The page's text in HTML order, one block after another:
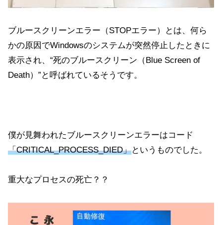
ブルースクリーンエラー（STOPエラー）とは、何ら
かの原因でWindowsのシステムが突然停止したときに
表示され、“死のブルースクリーン（Blue Screen of
Death）”と呼ばれているそうです。
僕が見舞われたブルースクリーンエラーはコード
「CRITICAL_PROCESS_DIED」というものでした。
重大なプロセスの死亡？？